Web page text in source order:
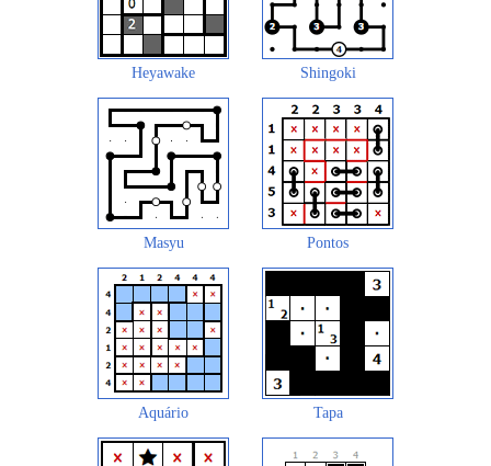
Heyawake Shingoki
Masyu Pontos
Aquário Tapa